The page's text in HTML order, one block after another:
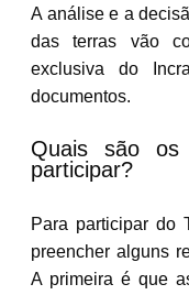
A análise e a
das terras vão
exclusiva do
documentos.
Quais são os
participar?
Para participar do
preencher alguns
A primeira é que